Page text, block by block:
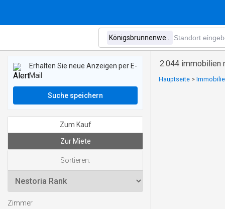
2.044 immobilien
Hauptseite >
Erhalten Sie neue Anzeigen per E-
Mail
Suche speichern
Zum Kauf
Zur Miete
Sortieren:
Zimmer